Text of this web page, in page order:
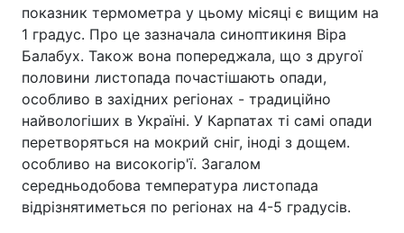
показник термометра у цьому місяці є вищим на
1 градус. Про це зазначала синоптикиня Віра
Балабух. Також вона попереджала, що з другої
половини листопада почастішають опади,
особливо в західних регіонах - традиційно
найвологіших в Україні. У Карпатах ті самі опади
перетворяться на мокрий сніг, іноді з дощем.
особливо на високогір'ї. Загалом
середньодобова температура листопада
відрізнятиметься по регіонах на 4-5 градусів.